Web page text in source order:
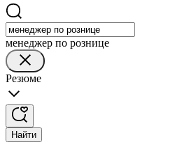
менеджер по рознице
Резюме
Найти